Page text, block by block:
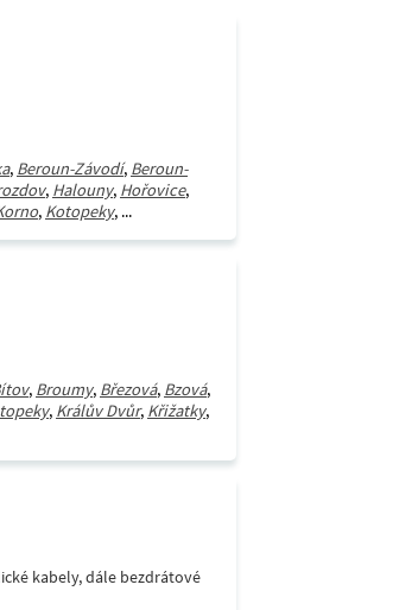
, Beroun-Závodí, Beroun-
, Halouny, Hořovice,
, Kotopeky, ...
, Broumy, Březová, Bzová,
, Králův Dvůr, Křižatky,
kabely, dále bezdrátové